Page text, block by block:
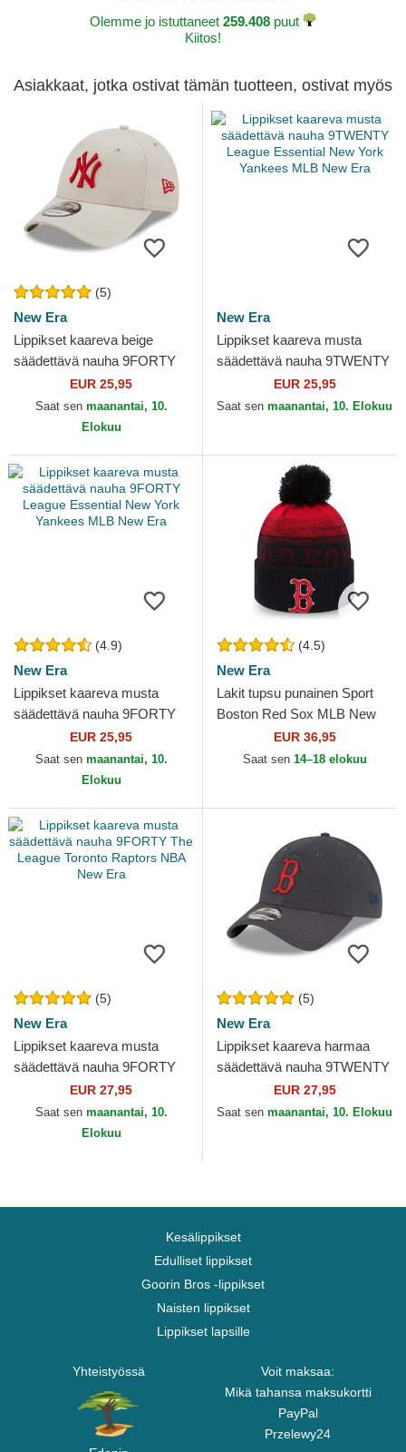
Olemme jo istuttaneet 259.408 puut
Kiitos!
Asiakkaat, jotka ostivat tämän tuotteen, ostivat myös
(5)
New Era
Lippikset kaareva beige
säädettävä nauha 9FORTY
League Essential New York
Yankees MLB New Era
EUR 25,95
Saat sen maanantai, 10.
Elokuu
New Era
Lippikset kaareva musta
säädettävä nauha 9TWENTY
League Essential New York
Yankees MLB New Era
EUR 25,95
Saat sen maanantai, 10. Elokuu
(4.9)
New Era
Lippikset kaareva musta
säädettävä nauha 9FORTY
League Essential New York
Yankees MLB New Era
EUR 25,95
Saat sen maanantai, 10.
Elokuu
(4.5)
New Era
Lakit tupsu punainen Sport
Boston Red Sox MLB New
EUR 36,95
Saat sen 14–18 elokuu
(5)
New Era
Lippikset kaareva musta
säädettävä nauha 9FORTY
The League Toronto Raptors
NBA New Era
EUR 27,95
Saat sen maanantai, 10.
Elokuu
(5)
New Era
Lippikset kaareva harmaa
säädettävä nauha 9TWENTY
Core Classic Boston Red
Sox MLB New Era
EUR 27,95
Saat sen maanantai, 10. Elokuu
Kesälippikset
Edulliset lippikset
Goorin Bros -lippikset
Naisten lippikset
Lippikset lapsille
Yhteistyössä
Voit maksaa:
Mikä tahansa maksukortti
PayPal
Przelewy24